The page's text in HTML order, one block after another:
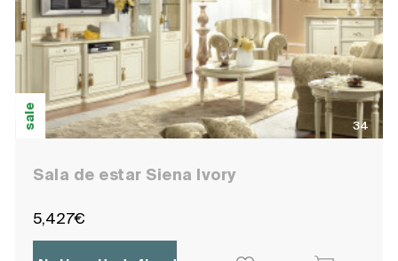
sale 34
Sala de estar Siena Ivory
5,427€